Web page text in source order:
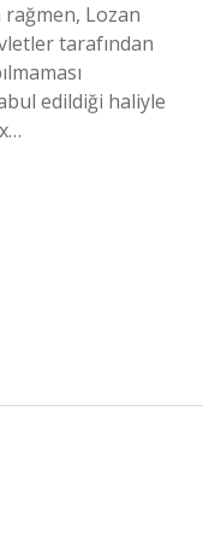
rağmen, Lozan
tarafından
edildiği haliyle